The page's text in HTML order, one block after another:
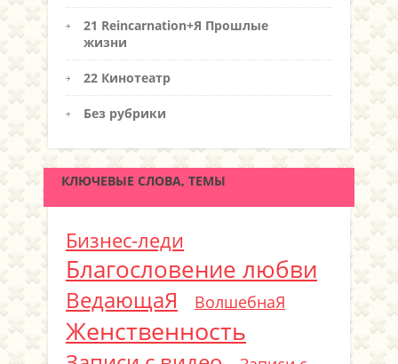
21 Reincarnation+Я Прошлые
жизни
22 Кинотеатр
Без рубрики
КЛЮЧЕВЫЕ СЛОВА, ТЕМЫ
Бизнес-леди
Благословение любви
ВедающаЯ ВолшебнаЯ
Женственность